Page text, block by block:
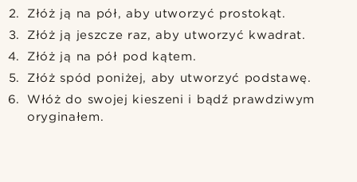
Złóż ją na pół, aby utworzyć prostokąt.
Złóż ją jeszcze raz, aby utworzyć kwadrat.
Złóż ją na pół pod kątem.
Złóż spód poniżej, aby utworzyć podstawę.
Włóż do swojej kieszeni i bądź prawdziwym
oryginałem.